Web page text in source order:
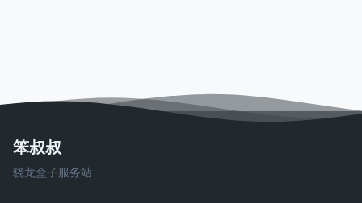
笨叔叔
骁龙盒子服务站